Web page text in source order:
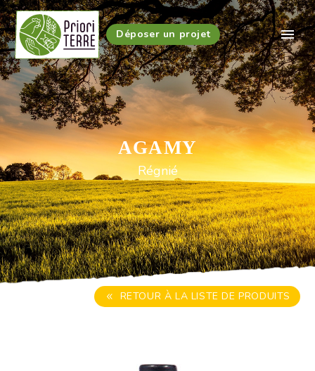
Déposer un projet
AGAMY
Régnié
8 RETOUR À LA LISTE DE PRODUITS